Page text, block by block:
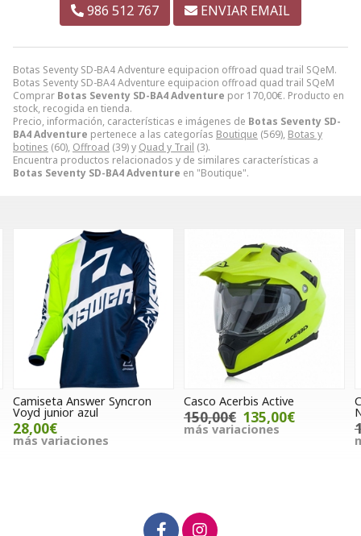
Botas Seventy SD-BA4 Adventure equipacion offroad quad trail SQeM.
Botas Seventy SD-BA4 Adventure equipacion offroad quad trail SQeM
Comprar Botas Seventy SD-BA4 Adventure por 170,00€. Producto en
stock, recogida en tienda.
Precio, información, características e imágenes de Botas Seventy SD-
BA4 Adventure pertenece a las categorías Boutique (569), Botas y
botines (60), Offroad (39) y Quad y Trail (3).
Encuentra productos relacionados y de similares características a
Botas Seventy SD-BA4 Adventure en "Boutique".
986 512 767 ENVIAR EMAIL
Camiseta Answer Syncron
Voyd junior azul
28,00€
más variaciones
Casco Acerbis Active
150,00€ 135,00€
más variaciones